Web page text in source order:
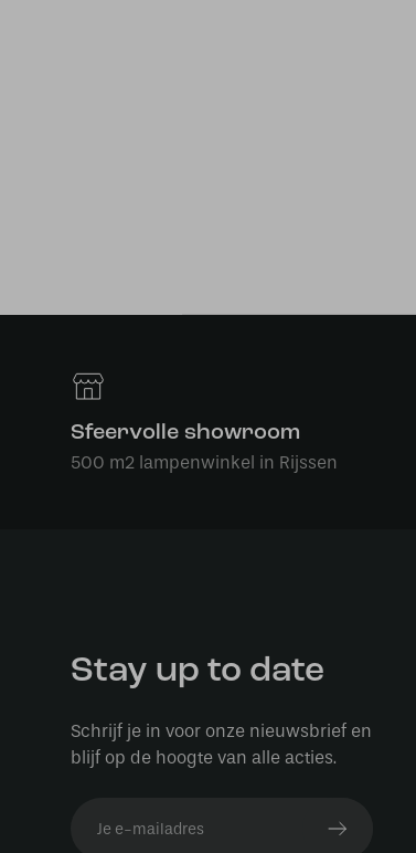
Sfeervolle showroom
500 m2 lampenwinkel in Rijssen
Stay up to date
Schrijf je in voor onze nieuwsbrief en
blijf op de hoogte van alle acties.